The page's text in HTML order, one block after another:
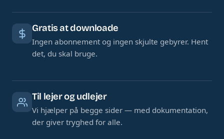
Gratis at downloade
Ingen abonnement og ingen skjulte gebyrer. Hent
det, du skal bruge.
Til lejer og udlejer
Vi hjælper på begge sider — med dokumentation,
der giver tryghed for alle.